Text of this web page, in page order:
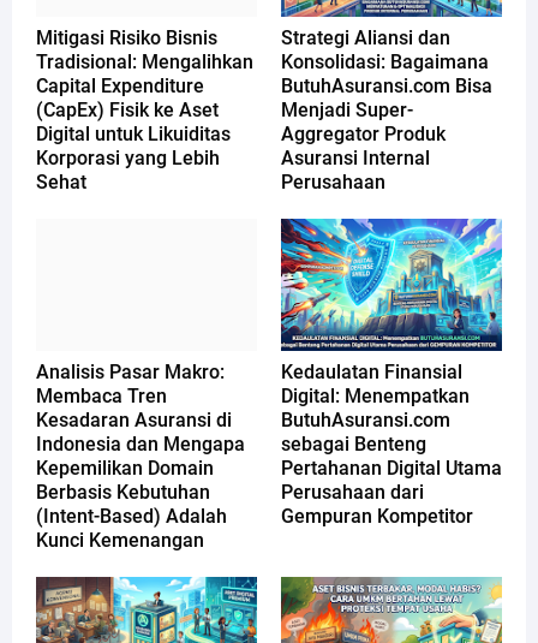
Mitigasi Risiko Bisnis
Tradisional: Mengalihkan
Capital Expenditure
(CapEx) Fisik ke Aset
Digital untuk Likuiditas
Korporasi yang Lebih
Sehat
Strategi Aliansi dan
Konsolidasi: Bagaimana
ButuhAsuransi.com Bisa
Menjadi Super-
Aggregator Produk
Asuransi Internal
Perusahaan
Analisis Pasar Makro:
Membaca Tren
Kesadaran Asuransi di
Indonesia dan Mengapa
Kepemilikan Domain
Berbasis Kebutuhan
(Intent-Based) Adalah
Kunci Kemenangan
Kedaulatan Finansial
Digital: Menempatkan
ButuhAsuransi.com
sebagai Benteng
Pertahanan Digital Utama
Perusahaan dari
Gempuran Kompetitor